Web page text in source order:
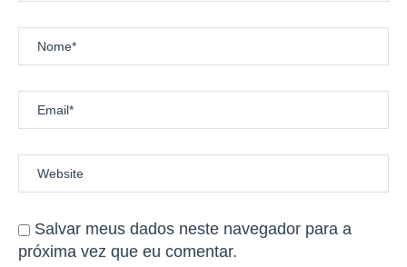
Salvar meus dados neste navegador para a
próxima vez que eu comentar.